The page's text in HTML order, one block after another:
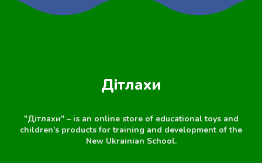
Дітлахи
"Дітлахи" – is an online store of educational toys and
children's products for training and development of the
New Ukrainian School.